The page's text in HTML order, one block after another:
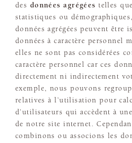
des données agrégées telles
statistiques ou
données agrégées peuvent être
données à caractère personnel
elles ne sont pas considérées
caractère personnel car ces
directement ni indirectement
exemple, nous pouvons
relatives à l’utilisation pour
d’utilisateurs qui accèdent à
de notre site internet.
combinons ou associons les